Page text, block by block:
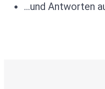
…und Antworten